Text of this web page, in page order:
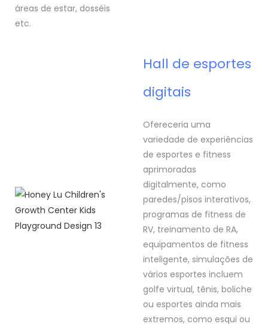
áreas de estar, dosséis
etc.
Hall de esportes
digitais
Ofereceria uma
variedade de experiências
de esportes e fitness
aprimoradas
digitalmente, como
paredes/pisos interativos,
programas de fitness de
RV, treinamento de RA,
equipamentos de fitness
inteligente, simulações de
vários esportes incluem
golfe virtual, tênis, boliche
ou esportes ainda mais
extremos, como esqui ou